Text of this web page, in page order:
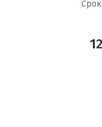
Срок